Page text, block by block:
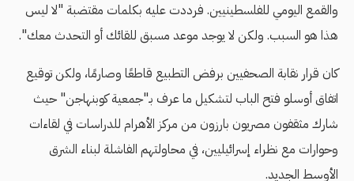
والقمع اليومي للفلسطينيين. فرددت عليه بكلمات مقتضبة "لا ليس
هذا هو السبب. ولكن لا يوجد موعد مسبق للقائك أو التحدث معك".
كان قرار نقابة الصحفيين برفض التطبيع قاطعًا وصارمًا، ولكن توقيع
اتفاق أوسلو فتح الباب لتشكيل ما عرف بـ"جمعية كوبنهاجن" حيث
شارك مثقفون مصريون بارزون من مركز الأهرام للدراسات في لقاءات
وحوارات مع نظراء إسرائيليين، في محاولتهم الفاشلة لبناء الشرق
الأوسط الجديد.